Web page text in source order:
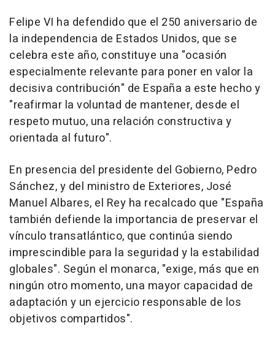
Felipe VI ha defendido que el 250 aniversario de
la independencia de Estados Unidos, que se
celebra este año, constituye una "ocasión
especialmente relevante para poner en valor la
decisiva contribución" de España a este hecho y
"reafirmar la voluntad de mantener, desde el
respeto mutuo, una relación constructiva y
orientada al futuro".
En presencia del presidente del Gobierno, Pedro
Sánchez, y del ministro de Exteriores, José
Manuel Albares, el Rey ha recalcado que "España
también defiende la importancia de preservar el
vínculo transatlántico, que continúa siendo
imprescindible para la seguridad y la estabilidad
globales". Según el monarca, "exige, más que en
ningún otro momento, una mayor capacidad de
adaptación y un ejercicio responsable de los
objetivos compartidos".